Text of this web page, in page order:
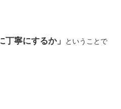
丁寧にするか」
ということで